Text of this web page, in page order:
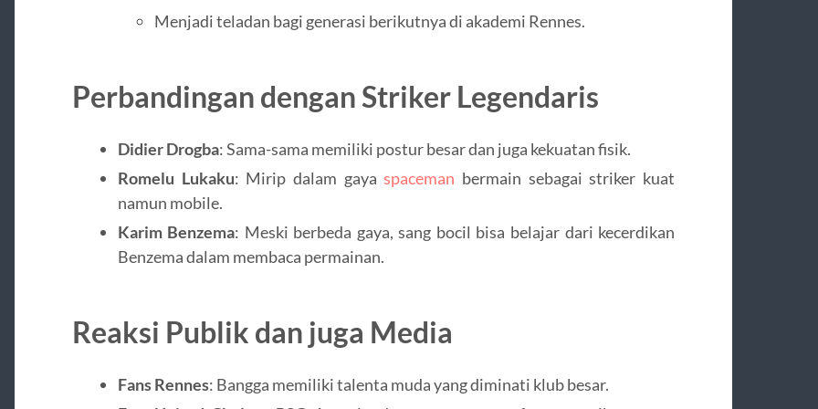
Menjadi teladan bagi generasi berikutnya di akademi Rennes.
Perbandingan dengan Striker Legendaris
Didier Drogba: Sama-sama memiliki postur besar dan juga kekuatan fisik.
Romelu Lukaku: Mirip dalam gayaspaceman bermain sebagai striker kuat
namun mobile.
Karim Benzema: Meski berbeda gaya, sang bocil bisa belajar dari kecerdikan
Benzema dalam membaca permainan.
Reaksi Publik dan juga Media
Fans Rennes: Bangga memiliki talenta muda yang diminati klub besar.